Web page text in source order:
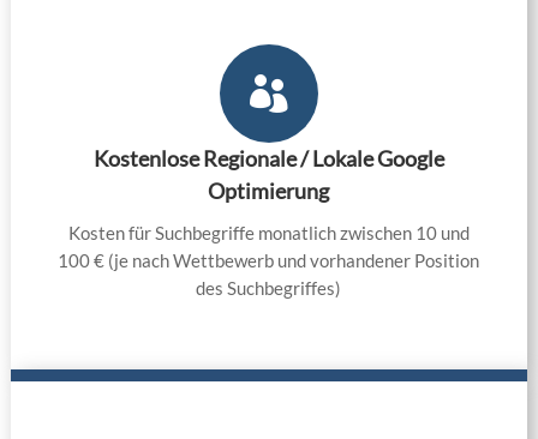

Kostenlose Regionale / Lokale Google
Optimierung
Kosten für Suchbegriffe monatlich zwischen 10 und
100 € (je nach Wettbewerb und vorhandener Position
des Suchbegriffes)